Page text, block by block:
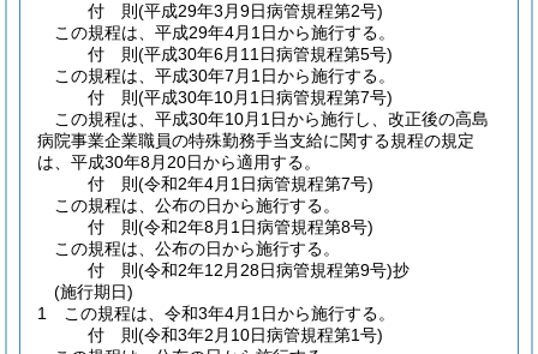
付 則(平成29年3月9日病管規程第2号)
この規程は、平成29年4月1日から施行する。
付 則(平成30年6月11日病管規程第5号)
この規程は、平成30年7月1日から施行する。
付 則(平成30年10月1日病管規程第7号)
この規程は、平成30年10月1日から施行し、改正後の高島
病院事業企業職員の特殊勤務手当支給に関する規程の規定
は、平成30年8月20日から適用する。
付 則(令和2年4月1日病管規程第7号)
この規程は、公布の日から施行する。
付 則(令和2年8月1日病管規程第8号)
この規程は、公布の日から施行する。
付 則(令和2年12月28日病管規程第9号)抄
(施行期日)
1
この規程は、令和3年4月1日から施行する。
付 則(令和3年2月10日病管規程第1号)